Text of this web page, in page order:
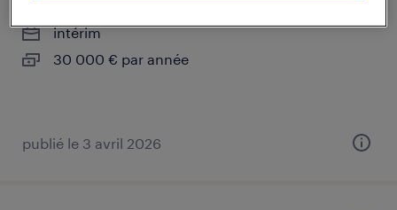
intérim
30 000 € par année
publié le 3 avril 2026